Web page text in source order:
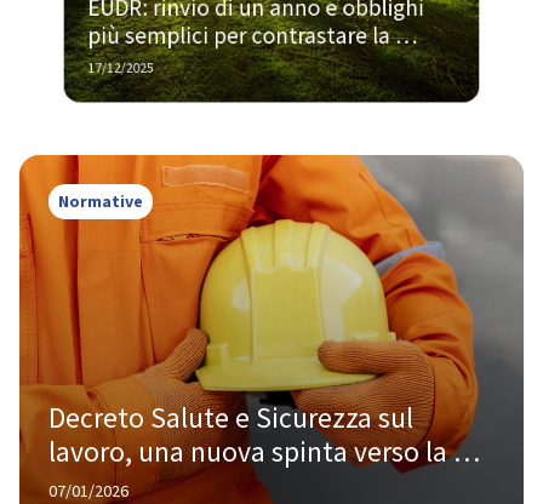
EUDR: rinvio di un anno e obblighi
più semplici per contrastare la
deforestazione
17/12/2025
Normative
Decreto Salute e Sicurezza sul
lavoro, una nuova spinta verso la
sostenibilità sociale in azienda
07/01/2026